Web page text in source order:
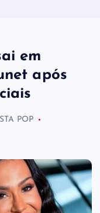
em
após
POP